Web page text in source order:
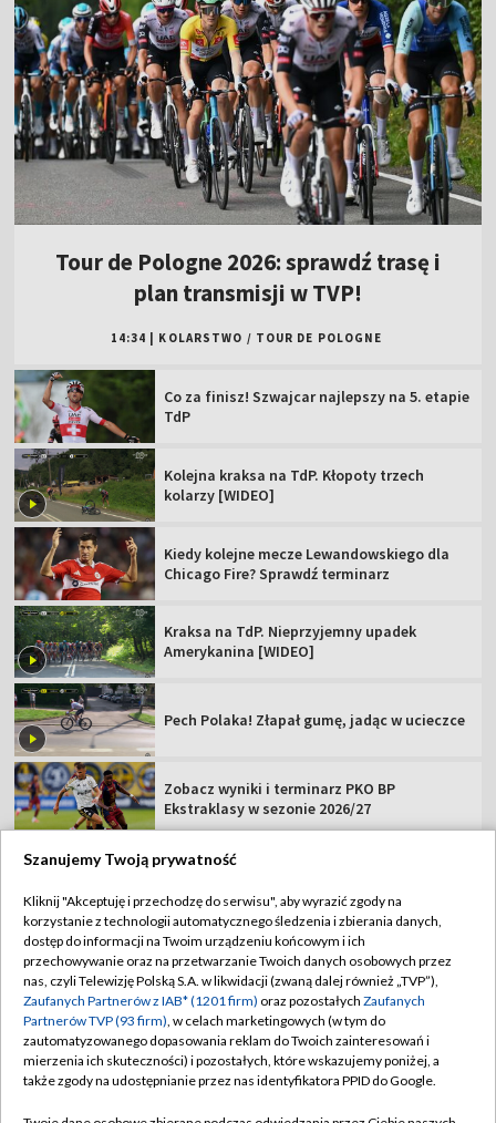
Tour de Pologne 2026: sprawdź trasę i
plan transmisji w TVP!
14:34 KOLARSTWO / TOUR DE POLOGNE
Co za finisz! Szwajcar najlepszy na 5. etapie
TdP
Kolejna kraksa na TdP. Kłopoty trzech
kolarzy [WIDEO]
Kiedy kolejne mecze Lewandowskiego dla
Chicago Fire? Sprawdź terminarz
Kraksa na TdP. Nieprzyjemny upadek
Amerykanina [WIDEO]
Pech Polaka! Złapał gumę, jadąc w ucieczce
Zobacz wyniki i terminarz PKO BP
Ekstraklasy w sezonie 2026/27
TVP
Abonament TVP
Sklep TVP
Biuro Reklamy
Oferta Handlowa
Regulamin TVP
Polityka prywatności
Moje zgody
Biuro reklamy
Szanujemy Twoją prywatność
Kliknij "Akceptuję i przechodzę do serwisu", aby wyrazić zgody na
korzystanie z technologii automatycznego śledzenia i zbierania danych,
dostęp do informacji na Twoim urządzeniu końcowym i ich
przechowywanie oraz na przetwarzanie Twoich danych osobowych przez
nas, czyli Telewizję Polską S.A. w likwidacji (zwaną dalej również „TVP”),
Zaufanych Partnerów z IAB* (1201 firm) oraz pozostałych Zaufanych
Partnerów TVP (93 firm), w celach marketingowych (w tym do
zautomatyzowanego dopasowania reklam do Twoich zainteresowań i
mierzenia ich skuteczności) i pozostałych, które wskazujemy poniżej, a
także zgody na udostępnianie przez nas identyfikatora PPID do Google.